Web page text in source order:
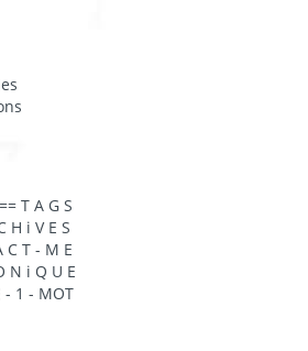
T A G S
H i V E S
C T - M E
N i Q U E
- 1 - MOT